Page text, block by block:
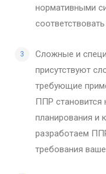
нормативными
Сложные и
присутствуют
требующие
ППР
планирования и
разработаем
требования